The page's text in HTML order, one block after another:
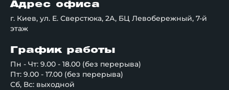
Адрес офиса
г. Киев, ул. Е. Сверстюка, 2А, БЦ Левобережный, 7-й
этаж
График работы
Пн - Чт: 9.00 - 18.00 (без перерыва)
Пт: 9.00 - 17.00 (без перерыва)
Сб, Вс: выходной